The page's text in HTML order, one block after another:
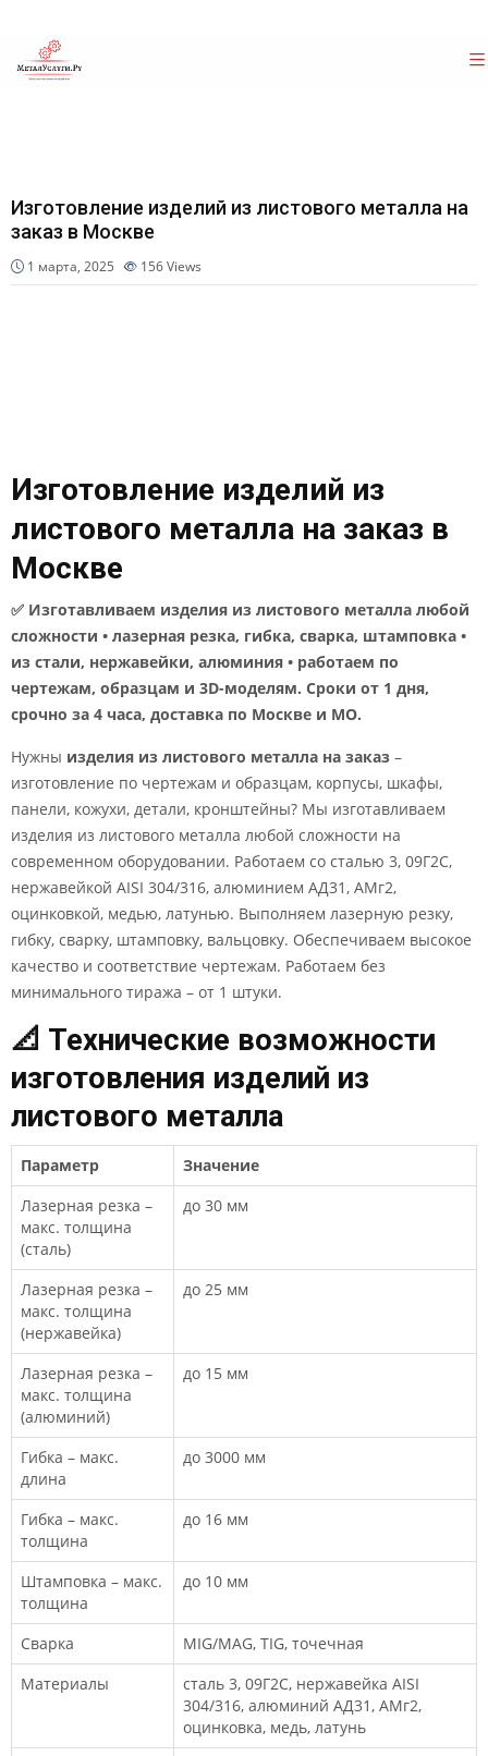
Изготовление изделий из листового металла на
заказ в Москве
1 марта, 2025 156Views
Изготовление изделий из
листового металла на заказ в
Москве
✅ Изготавливаем изделия из листового металла любой
сложности • лазерная резка, гибка, сварка, штамповка •
из стали, нержавейки, алюминия • работаем по
чертежам, образцам и 3D-моделям. Сроки от 1 дня,
срочно за 4 часа, доставка по Москве и МО.
Нужны изделия из листового металла на заказ –
изготовление по чертежам и образцам, корпусы, шкафы,
панели, кожухи, детали, кронштейны? Мы изготавливаем
изделия из листового металла любой сложности на
современном оборудовании. Работаем со сталью 3, 09Г2С,
нержавейкой AISI 304/316, алюминием АД31, АМг2,
оцинковкой, медью, латунью. Выполняем лазерную резку,
гибку, сварку, штамповку, вальцовку. Обеспечиваем высокое
качество и соответствие чертежам. Работаем без
минимального тиража – от 1 штуки.
📐 Технические возможности
изготовления изделий из
листового металла
Параметр
Значение
Лазерная резка –
макс. толщина
(сталь)
до 30 мм
Лазерная резка –
макс. толщина
(нержавейка)
до 25 мм
Лазерная резка –
макс. толщина
(алюминий)
до 15 мм
Гибка – макс.
длина
до 3000 мм
Гибка – макс.
толщина
до 16 мм
Штамповка – макс.
толщина
до 10 мм
Сварка
MIG/MAG, TIG, точечная
Материалы
сталь 3, 09Г2С, нержавейка AISI
304/316, алюминий АД31, АМг2,
оцинковка, медь, латунь